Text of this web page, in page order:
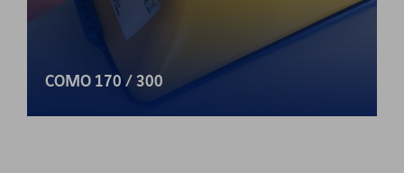
COMO 170 / 300